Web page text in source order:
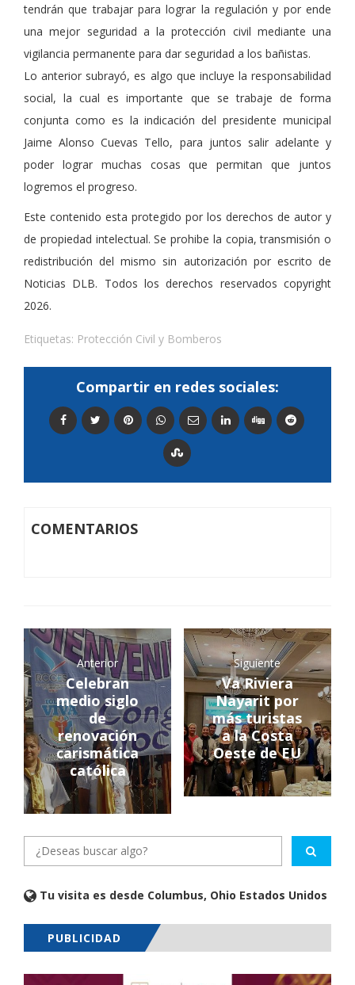
tendrán que trabajar para lograr la regulación y por ende
una mejor seguridad a la protección civil mediante una
vigilancia permanente para dar seguridad a los bañistas.
Lo anterior subrayó, es algo que incluye la responsabilidad
social, la cual es importante que se trabaje de forma
conjunta como es la indicación del presidente municipal
Jaime Alonso Cuevas Tello, para juntos salir adelante y
poder lograr muchas cosas que permitan que juntos
logremos el progreso.
Este contenido esta protegido por los derechos de autor y
de propiedad intelectual. Se prohibe la copia, transmisión o
redistribución del mismo sin autorización por escrito de
Noticias DLB. Todos los derechos reservados copyright
2026.
Etiquetas: Protección Civil y Bomberos
Compartir en redes sociales:
COMENTARIOS
Anterior
Celebran
medio siglo
de
renovación
carismática
católica
Siguiente
Va Riviera
Nayarit por
más turistas
a la Costa
Oeste de EU
Tu visita es desde Columbus, Ohio Estados Unidos
PUBLICIDAD